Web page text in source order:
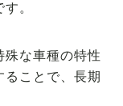
。
殊な車種の特性
ることで、長期